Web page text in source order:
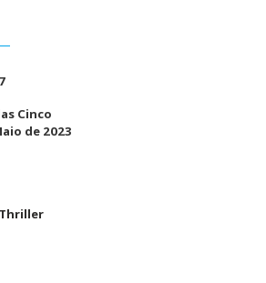
Cinco
de 2023